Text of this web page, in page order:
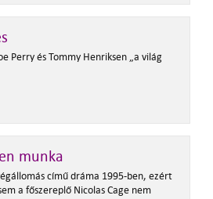
Perry és Tommy Henriksen „a világ
munka
című dráma 1995-ben, ezért
a főszereplő Nicolas Cage nem